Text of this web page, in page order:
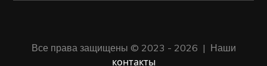
Все права защищены © 2023 - 2026 | Наши
контакты